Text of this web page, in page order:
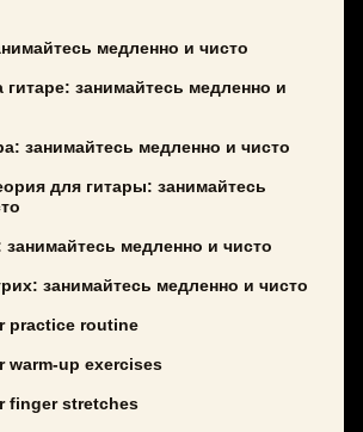
медленно и чисто
гитаре: занимайтесь медленно и
занимайтесь медленно и чисто
для гитары: занимайтесь
медленно и чисто
занимайтесь медленно и чисто
practice routine
warm-up exercises
finger stretches